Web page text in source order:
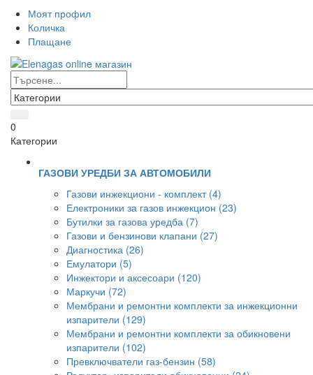
Моят профил
Количка
Плащане
0
Категории
ГАЗОВИ УРЕДБИ ЗА АВТОМОБИЛИ
Газови инжекциони - комплект (4)
Електроники за газов инжекцион (23)
Бутилки за газова уредба (7)
Газови и бензинови клапани (27)
Диагностика (26)
Емулатори (5)
Инжектори и аксесоари (120)
Маркучи (72)
Мембрани и ремонтни комплекти за инжекционни
изпарители (129)
Мембрани и ремонтни комплекти за обикновени
изпарители (102)
Превключватели газ-бензин (58)